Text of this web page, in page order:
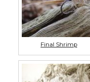
Final Shrimp